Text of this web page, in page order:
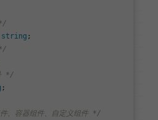
string ;
*/
;
、容器组件、自定义组件 */